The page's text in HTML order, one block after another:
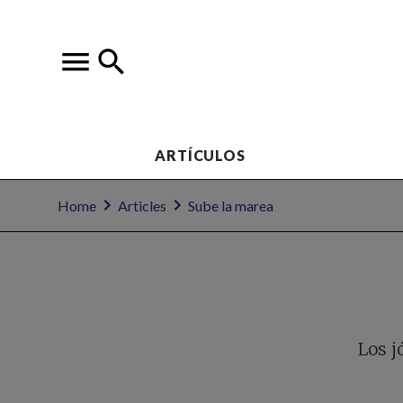
ARTÍCULOS
Home Articles Sube la marea
Los